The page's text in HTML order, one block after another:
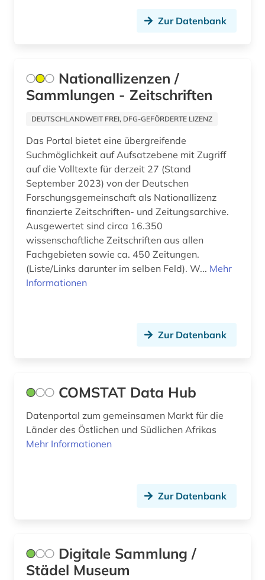
baukonstruktion (1)
baumangel (1)
bauplanungsrecht (1)
baurecht (1)
baustoffe (1)
bautechnik (1)
bauwerk (2)
bda-preis (1)
bedrohte sprache (1)
Zur Datenbank
Nationallizenzen /
Sammlungen - Zeitschriften
DEUTSCHLANDWEIT FREI, DFG-GEFÖRDERTE LIZENZ
Das Portal bietet eine übergreifende
Suchmöglichkeit auf Aufsatzebene mit Zugriff
auf die Volltexte für derzeit 27 (Stand
September 2023) von der Deutschen
Forschungsgemeinschaft als Nationallizenz
finanzierte Zeitschriften- und Zeitungsarchive.
Ausgewertet sind circa 16.350
wissenschaftliche Zeitschriften aus allen
Fachgebieten sowie ca. 450 Zeitungen.
(Liste/Links darunter im selben Feld). W... Mehr
Informationen
Zur Datenbank
COMSTAT Data Hub
Datenportal zum gemeinsamen Markt für die
Länder des Östlichen und Südlichen Afrikas
Mehr Informationen
Zur Datenbank
Digitale Sammlung /
Städel Museum